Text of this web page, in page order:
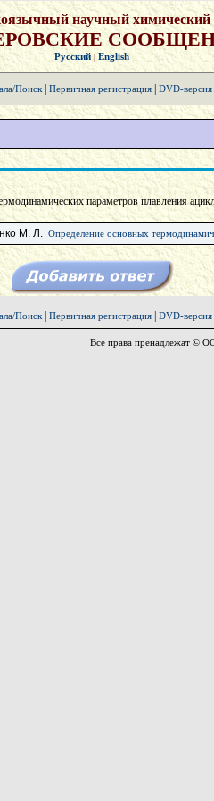
научный
Русский |English
Поиск| Первичная регистрация DVD-
параметров плавления
М. Л. Определение основных
Поиск| Первичная регистрация DVD-
Все права пренадлежат ©